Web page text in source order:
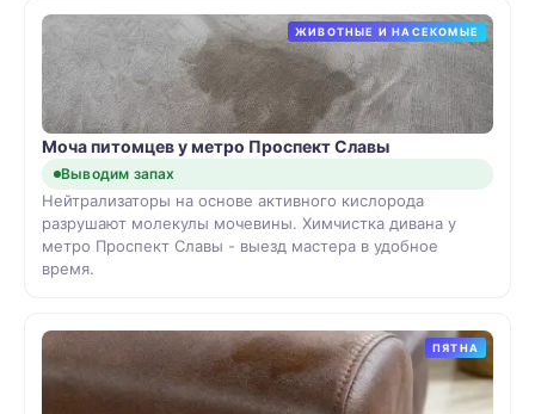
ЖИВОТНЫЕ И НАСЕКОМЫЕ
Моча питомцев у метро Проспект Славы
Выводим запах
Нейтрализаторы на основе активного кислорода
разрушают молекулы мочевины. Химчистка дивана у
метро Проспект Славы - выезд мастера в удобное
время.
ПЯТНА